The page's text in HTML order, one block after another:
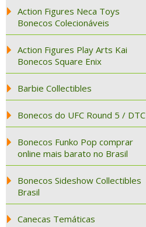
Action Figures Neca Toys
Bonecos Colecionáveis
Action Figures Play Arts Kai
Bonecos Square Enix
Barbie Collectibles
Bonecos do UFC Round 5 / DTC
Bonecos Funko Pop comprar
online mais barato no Brasil
Bonecos Sideshow Collectibles
Brasil
Canecas Temáticas